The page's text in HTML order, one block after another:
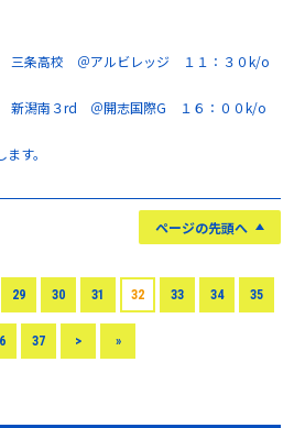
高校 ＠アルビレッジ １１：３０k/o
潟南３rd ＠開志国際G １６：００k/o
す。
ページの先頭へ
29 30 31 32 33 34 35
37 > »